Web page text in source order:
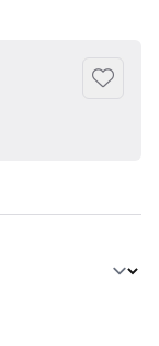
Lisa